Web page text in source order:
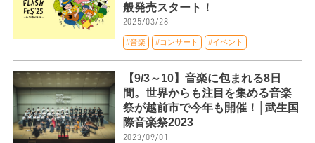
般発売スタート！
2025/03/28
#音楽 #コンサート #イベント
【9/3～10】音楽に包まれる8日
間。世界からも注目を集める音楽
祭が越前市で今年も開催！│武生国
際音楽祭2023
2023/09/01